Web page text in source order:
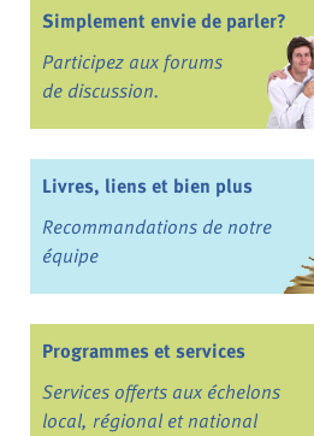
Simplement envie de parler?
Participez aux forums
de discussion.
Livres, liens et bien plus
Recommandations de notre
équipe
Programmes et services
Services offerts aux échelons
local, régional et national